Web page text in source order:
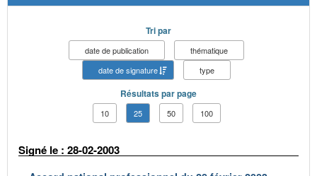
Tri par
date de publication
thématique
date de signature
type
Résultats par page
10 25 50 100
Signé le : 28-02-2003